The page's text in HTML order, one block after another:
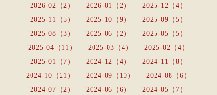
2026-02（2）
2026-01（2）
2025-12（4）
2025-11（5）
2025-10（9）
2025-09（5）
2025-08（3）
2025-06（2）
2025-05（5）
2025-04（11）
2025-03（4）
2025-02（4）
2025-01（7）
2024-12（4）
2024-11（8）
2024-10（21）
2024-09（10）
2024-08（6）
2024-07（2）
2024-06（6）
2024-05（7）